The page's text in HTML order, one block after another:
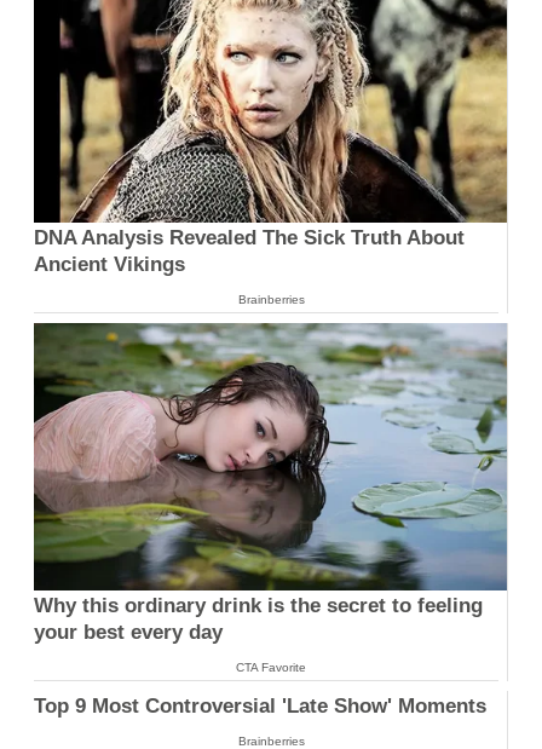
DNA Analysis Revealed The Sick Truth About
Ancient Vikings
Brainberries
Why this ordinary drink is the secret to feeling
your best every day
CTA Favorite
Top 9 Most Controversial 'Late Show' Moments
Brainberries